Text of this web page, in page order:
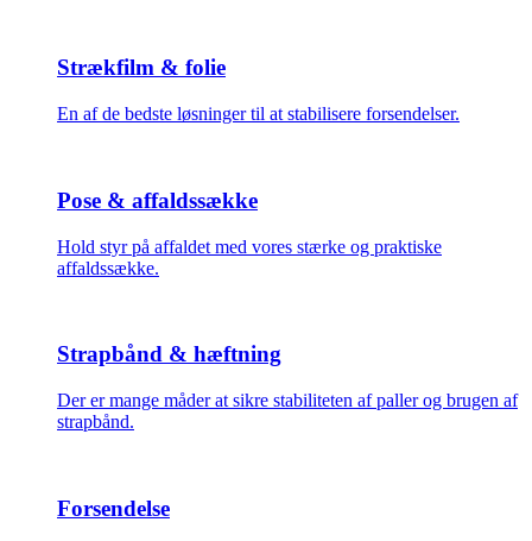
Strækfilm & folie
En af de bedste løsninger til at stabilisere forsendelser.
Pose & affaldssække
Hold styr på affaldet med vores stærke og praktiske
affaldssække.
Strapbånd & hæftning
Der er mange måder at sikre stabiliteten af paller og brugen af
strapbånd.
Forsendelse